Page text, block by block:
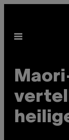
de Open